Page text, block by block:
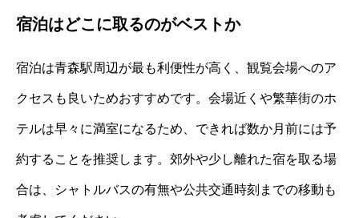
宿泊はどこに取るのがベストか
宿泊は青森駅周辺が最も利便性が高く、観覧会場へのア
クセスも良いためおすすめです。会場近くや繁華街のホ
テルは早々に満室になるため、できれば数か月前には予
約することを推奨します。郊外や少し離れた宿を取る場
合は、シャトルバスの有無や公共交通時刻までの移動も